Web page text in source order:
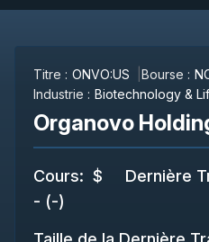
Titre : ONVO:US Bourse :
Industrie : Biotechnology &
Organovo
Cours: $
- (-)
Dernière